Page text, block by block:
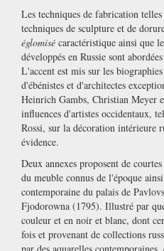
Les techniques de fabrication
techniques de sculpture et de
églomisé caractéristique ainsi que
développés en Russie sont
L'accent est mis sur les
d'ébénistes et d'architectes
Heinrich Gambs, Christian Meyer
influences d'artistes occidentaux,
Rossi, sur la décoration intérieure
évidence.
Deux annexes proposent de
du meuble connus de l'époque
contemporaine du palais de
Fjodorowna (1795). Illustré par
couleur et en noir et blanc, dont
fois et provenant de collections